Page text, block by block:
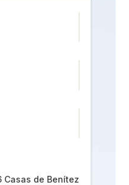
Casas de Benítez